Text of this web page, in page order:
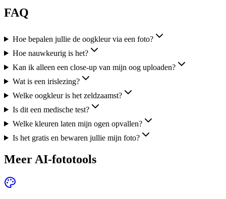
FAQ
Hoe bepalen jullie de oogkleur via een foto?
Hoe nauwkeurig is het?
Kan ik alleen een close-up van mijn oog uploaden?
Wat is een irislezing?
Welke oogkleur is het zeldzaamst?
Is dit een medische test?
Welke kleuren laten mijn ogen opvallen?
Is het gratis en bewaren jullie mijn foto?
Meer AI-fototools